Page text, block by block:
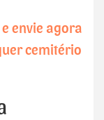
e envie agora
cemitério